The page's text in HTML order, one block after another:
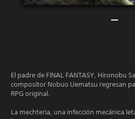
El padre de FINAL FANTASY, Hironobu
compositor Nobuo Uematsu regresan
RPG original.
La mechteria, una infección mecánica